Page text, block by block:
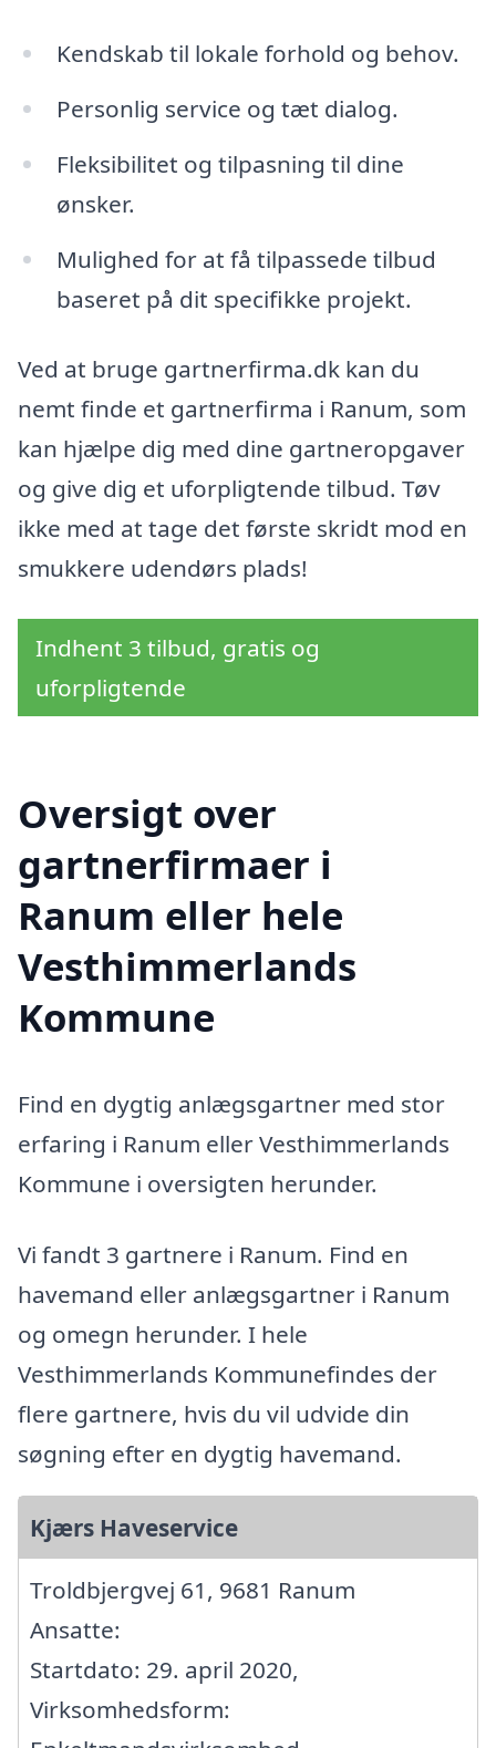
Kendskab til lokale forhold og behov.
Personlig service og tæt dialog.
Fleksibilitet og tilpasning til dine
ønsker.
Mulighed for at få tilpassede tilbud
baseret på dit specifikke projekt.
Ved at bruge gartnerfirma.dk kan du
nemt finde et gartnerfirma i Ranum, som
kan hjælpe dig med dine gartneropgaver
og give dig et uforpligtende tilbud. Tøv
ikke med at tage det første skridt mod en
smukkere udendørs plads!
Indhent 3 tilbud, gratis og
uforpligtende
Oversigt over
gartnerfirmaer i
Ranum eller hele
Vesthimmerlands
Kommune
Find en dygtig anlægsgartner med stor
erfaring i Ranum eller Vesthimmerlands
Kommune i oversigten herunder.
Vi fandt 3 gartnere i Ranum. Find en
havemand eller anlægsgartner i Ranum
og omegn herunder. I hele
Vesthimmerlands Kommunefindes der
flere gartnere, hvis du vil udvide din
søgning efter en dygtig havemand.
Kjærs Haveservice
Troldbjergvej 61, 9681 Ranum
Ansatte:
Startdato: 29. april 2020,
Virksomhedsform: